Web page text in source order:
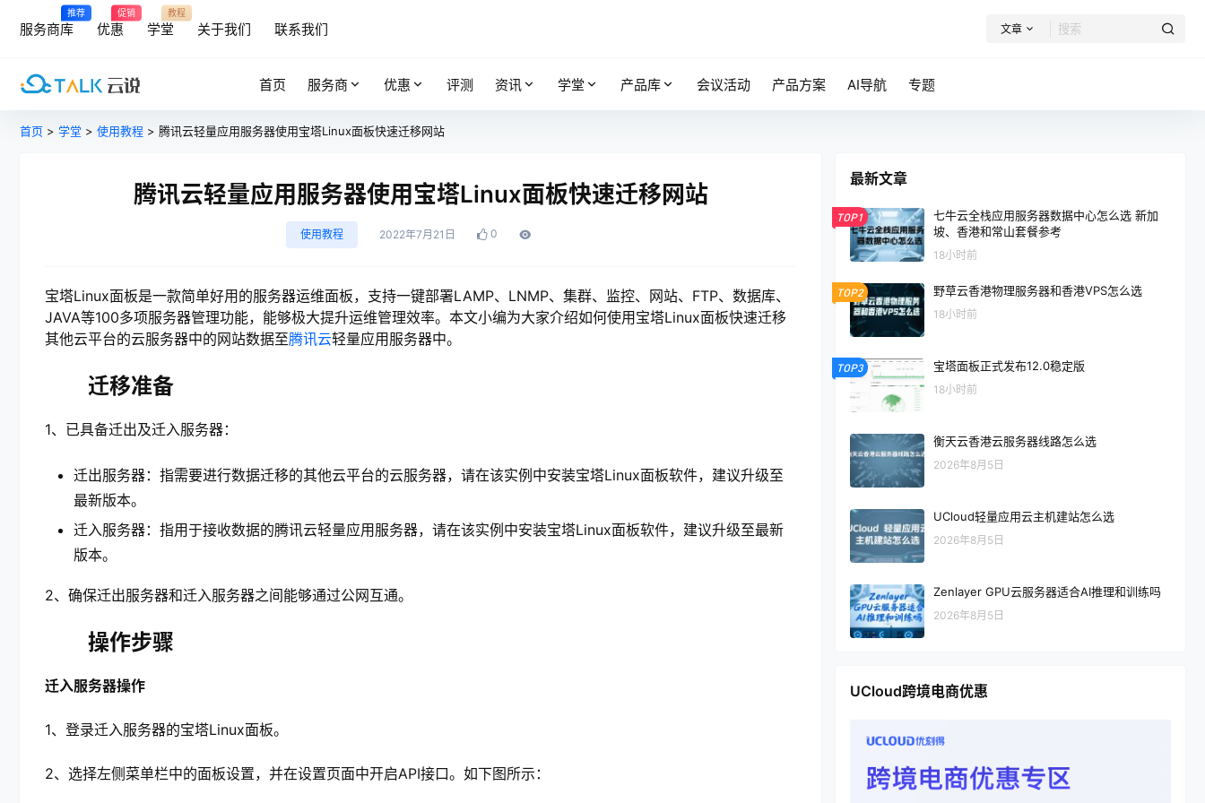
推荐
服务商库
促销
优惠
教程
学堂 关于我们 联系我们 文章
首页 服务商 优惠 评测 资讯 学堂 产品库 会议活动 产品方案 AI导航 专题
首页 > 学堂 > 使用教程 > 腾讯云轻量应用服务器使用宝塔Linux面板快速迁移网站
腾讯云轻量应用服务器使用宝塔Linux面板快速迁移网站
使用教程 2022年7月21日 0
宝塔Linux面板是一款简单好用的服务器运维面板，支持一键部署LAMP、LNMP、集群、监控、网站、FTP、数据库、
JAVA等100多项服务器管理功能，能够极大提升运维管理效率。本文小编为大家介绍如何使用宝塔Linux面板快速迁移
其他云平台的云服务器中的网站数据至腾讯云轻量应用服务器中。
迁移准备
1、已具备迁出及迁入服务器：
迁出服务器：指需要进行数据迁移的其他云平台的云服务器，请在该实例中安装宝塔Linux面板软件，建议升级至
最新版本。
迁入服务器：指用于接收数据的腾讯云轻量应用服务器，请在该实例中安装宝塔Linux面板软件，建议升级至最新
版本。
2、确保迁出服务器和迁入服务器之间能够通过公网互通。
操作步骤
迁入服务器操作
1、登录迁入服务器的宝塔Linux面板。
2、选择左侧菜单栏中的面板设置，并在设置页面中开启API接口。如下图所示：
最新文章
TOP1
七牛云全栈应用服务器数据中心怎么选 新加
坡、香港和常山套餐参考
18小时前
TOP2 野草云香港物理服务器和香港VPS怎么选
18小时前
TOP3 宝塔面板正式发布12.0稳定版
18小时前
衡天云香港云服务器线路怎么选
2026年8月5日
UCloud轻量应用云主机建站怎么选
2026年8月5日
Zenlayer GPU云服务器适合AI推理和训练吗
2026年8月5日
UCloud跨境电商优惠